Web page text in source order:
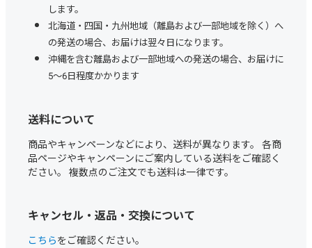
します。
北海道・四国・九州地域（離島および一部地域を除く）へ
の発送の場合、お届けは翌々日になります。
沖縄を含む離島および一部地域への発送の場合、お届けに
5～6日程度かかります
送料について
商品やキャンペーンなどにより、送料が異なります。 各商
品ページやキャンペーンにご案内している送料をご確認く
ださい。 複数点のご注文でも送料は一律です。
キャンセル・返品・交換について
こちらをご確認ください。